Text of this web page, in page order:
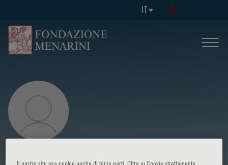
IT
O. Lilach Lerman
Il nostro sito usa cookie anche di terze parti. Oltre ai Cookie strettamente